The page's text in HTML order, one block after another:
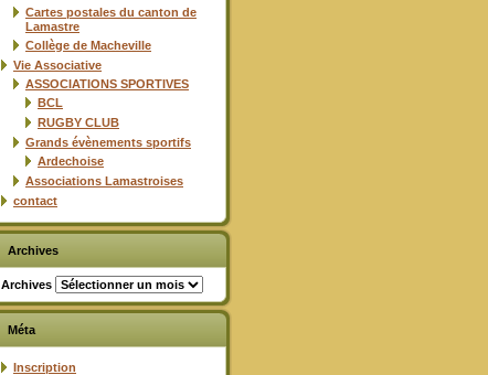
Cartes postales du canton de
Lamastre
Collège de Macheville
Vie Associative
ASSOCIATIONS SPORTIVES
BCL
RUGBY CLUB
Grands évènements sportifs
Ardechoise
Associations Lamastroises
contact
Archives
Archives
Méta
Inscription